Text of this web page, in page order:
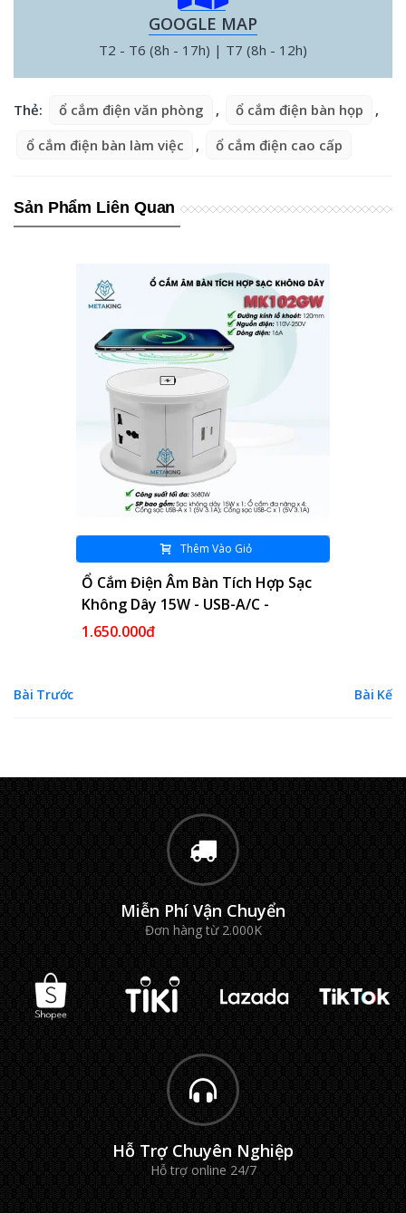
GOOGLE MAP
T2 - T6 (8h - 17h) | T7 (8h - 12h)
Thẻ: ổ cắm điện văn phòng , ổ cắm điện bàn họp
,
ổ cắm điện bàn làm việc
, ổ cắm điện cao cấp
Sản Phẩm Liên Quan
Thêm Vào Giỏ
Ổ Cắm Điện Âm Bàn Tích Hợp Sạc
Không Dây 15W - USB-A/C -
MK102MB Màu Đen
1.650.000đ
Bài Trước Bài Kế
Miễn Phí Vận Chuyển
Đơn hàng từ 2.000K
Hỗ Trợ Chuyên Nghiệp
Hỗ trợ online 24/7